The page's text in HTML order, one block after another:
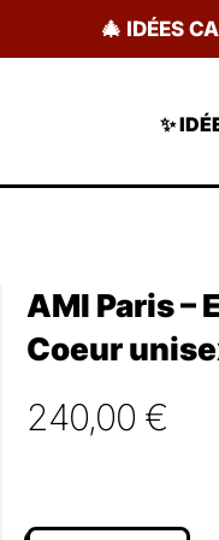
🎄 IDÉES
✨
AMI Paris –
Coeur
240,00 €